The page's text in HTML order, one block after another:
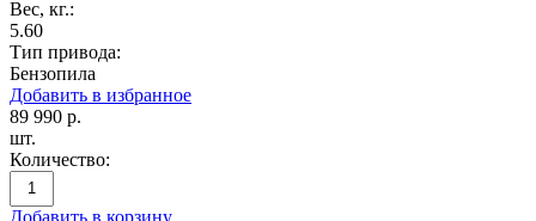
Вес, кг.:
5.60
Тип привода:
Бензопила
Добавить в избранное
89 990 р.
шт.
Количество:
Добавить в корзину